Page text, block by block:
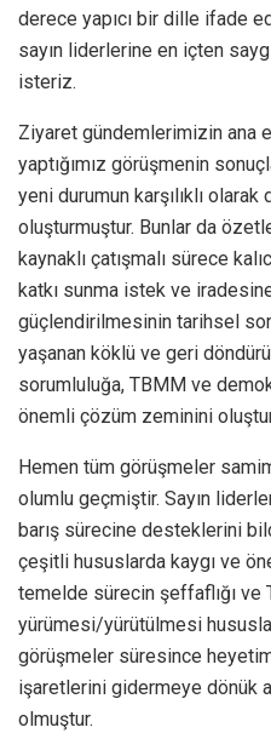
derece yapıcı bir dille ifade
sayın liderlerine en içten
isteriz.
Ziyaret gündemlerimizin ana
yaptığımız görüşmenin
yeni durumun karşılıklı
oluşturmuştur. Bunlar da
kaynaklı çatışmalı sürece
katkı sunma istek ve
güçlendirilmesinin tarihsel
yaşanan köklü ve geri
sorumluluğa, TBMM ve
önemli çözüm zeminini
Hemen tüm görüşmeler
olumlu geçmiştir. Sayın
barış sürecine desteklerini
çeşitli hususlarda kaygı ve
temelde sürecin şeffaflığı ve
yürümesi/yürütülmesi
görüşmeler süresince
işaretlerini gidermeye dönük
olmuştur.